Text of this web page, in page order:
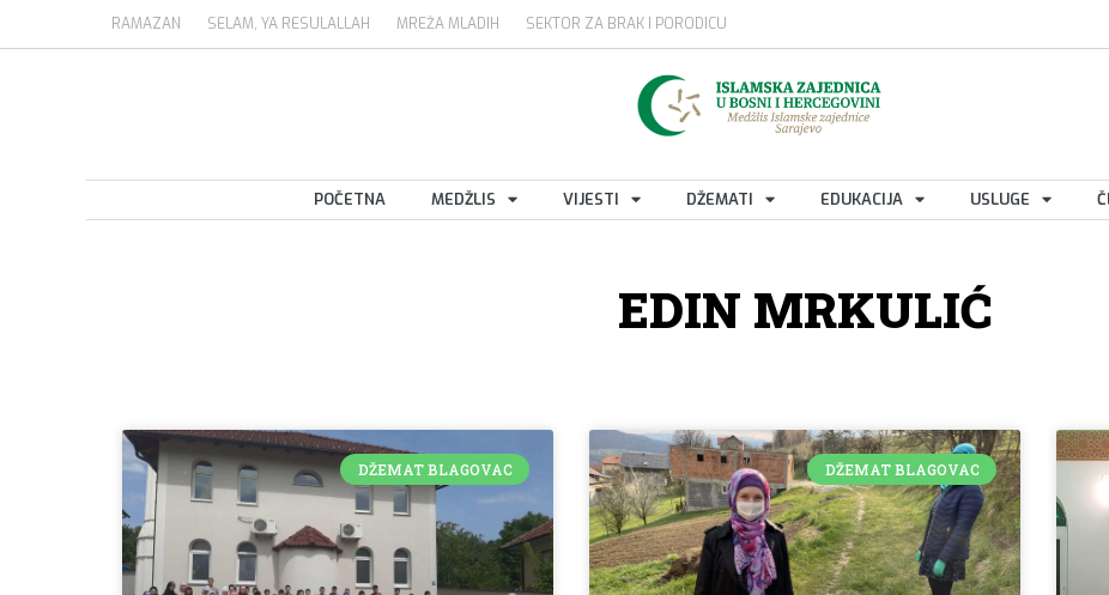
RAMAZAN SELAM, YA RESULALLAH MREŽA MLADIH SEKTOR ZA BRAK I PORODICU
POČETNA MEDŽLIS VIJESTI DŽEMATI EDUKACIJA USLUGE
EDIN MRKULIĆ
DŽEMAT BLAGOVAC DŽEMAT BLAGOVAC